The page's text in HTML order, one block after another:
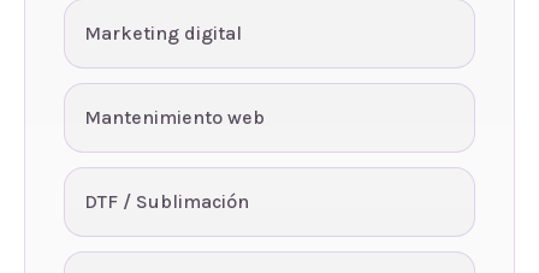
Marketing digital
Mantenimiento web
DTF / Sublimación